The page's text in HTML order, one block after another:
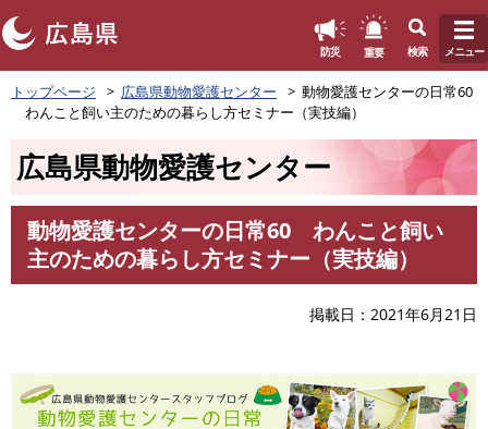
ペ
ー
防災 重要 検索 メニュー
トップページ 広島県動物愛護センター
動物愛護センターの日常60
わんこと飼い主のための暮らし方セミナー（実技編）
広島県動物愛護センター
動物愛護センターの日常60 わんこと飼い
主のための暮らし方セミナー（実技編）
掲載日 2021年6月21日